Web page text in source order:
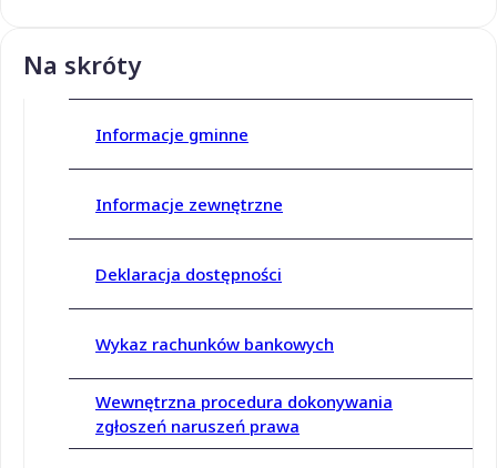
Na skróty
Informacje gminne
Informacje zewnętrzne
Deklaracja dostępności
Wykaz rachunków bankowych
Wewnętrzna procedura dokonywania
zgłoszeń naruszeń prawa